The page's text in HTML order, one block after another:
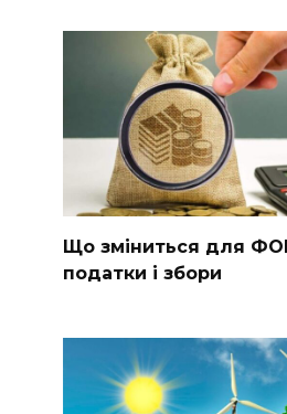
Що зміниться для
податки і збори